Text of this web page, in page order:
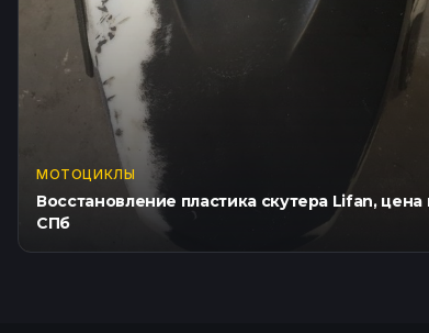
МОТОЦИКЛЫ
Восстановление пластика скутера Lifan, цена
СПб